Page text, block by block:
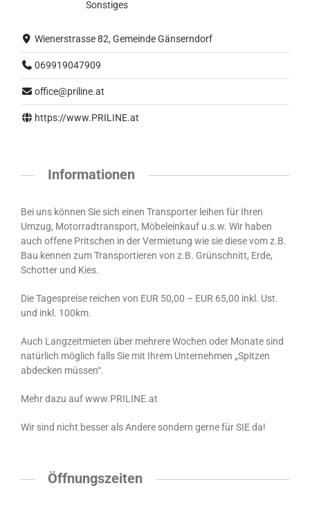
Sonstiges
Wienerstrasse 82, Gemeinde Gänserndorf
069919047909
office@priline.at
https://www.PRILINE.at
Informationen
Bei uns können Sie sich einen Transporter leihen für Ihren
Umzug, Motorradtransport, Möbeleinkauf u.s.w. Wir haben
auch offene Pritschen in der Vermietung wie sie diese vom z.B.
Bau kennen zum Transportieren von z.B. Grünschnitt, Erde,
Schotter und Kies.
Die Tagespreise reichen von EUR 50,00 – EUR 65,00 inkl. Ust.
und inkl. 100km.
Auch Langzeitmieten über mehrere Wochen oder Monate sind
natürlich möglich falls Sie mit Ihrem Unternehmen „Spitzen
abdecken müssen“.
Mehr dazu auf www.PRILINE.at
Wir sind nicht besser als Andere sondern gerne für SIE da!
Öffnungszeiten